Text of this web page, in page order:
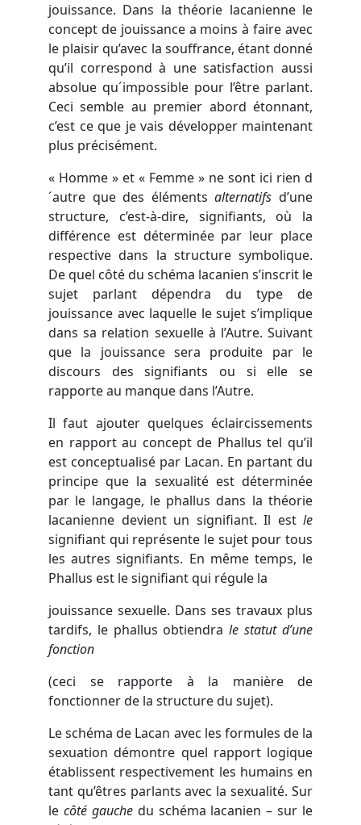
jouissance. Dans la théorie lacanienne le
concept de jouissance a moins à faire avec
le plaisir qu’avec la souffrance, étant donné
qu’il correspond à une satisfaction aussi
absolue qu´impossible pour l’être parlant.
Ceci semble au premier abord étonnant,
c’est ce que je vais développer maintenant
plus précisément.
« Homme » et « Femme » ne sont ici rien d
´autre que des élémentsalternatifsd’une
structure, c’est-à-dire, signifiants, où la
différence est déterminée par leur place
respective dans la structure symbolique.
De quel côté du schéma lacanien s’inscrit le
sujet parlant dépendra du type de
jouissance avec laquelle le sujet s’implique
dans sa relation sexuelle à l’Autre. Suivant
que la jouissance sera produite par le
discours des signifiants ou si elle se
rapporte au manque dans l’Autre.
Il faut ajouter quelques éclaircissements
en rapport au concept de Phallus tel qu’il
est conceptualisé par Lacan. En partant du
principe que la sexualité est déterminée
par le langage, le phallus dans la théorie
lacanienne devient un signifiant. Il est le
signifiant qui représente le sujet pour tous
les autres signifiants. En même temps, le
Phallus est le signifiant qui régule la
jouissance sexuelle. Dans ses travaux plus
tardifs, le phallus obtiendrale statut d’une
fonction
(ceci se rapporte à la manière de
fonctionner de la structure du sujet).
Le schéma de Lacan avec les formules de la
sexuation démontre quel rapport logique
établissent respectivement les humains en
tant qu’êtres parlants avec la sexualité. Sur
le côté gauche du schéma lacanien – sur le